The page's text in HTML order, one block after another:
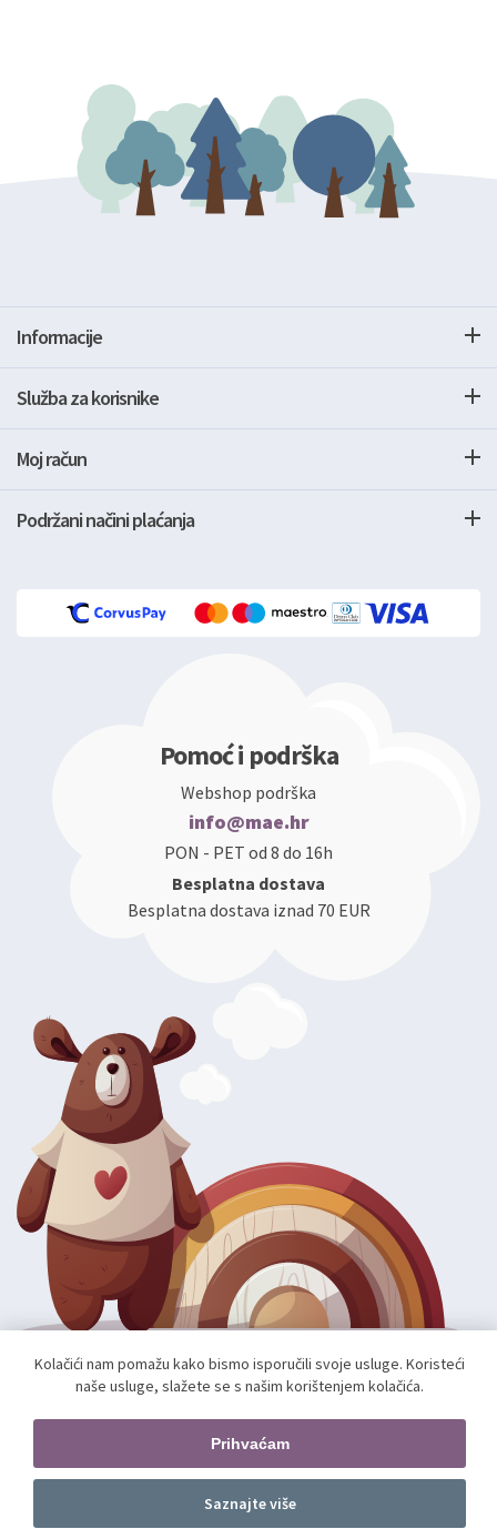
Dodajte u košaricu
Informacije
Služba za korisnike
Moj račun
Podržani načini plaćanja
Pomoć i podrška
Webshop podrška
info@mae.hr
PON - PET od 8 do 16h
Besplatna dostava
Besplatna dostava iznad 70 EUR
Autorska prava; 2026 mae.hr. Sva prava pridržana.
Web shop izradio:unamente.agency
Pratite nas
Kolačići nam pomažu kako bismo isporučili svoje usluge. Koristeći
naše usluge, slažete se s našim korištenjem kolačića.
Prihvaćam
Saznajte više